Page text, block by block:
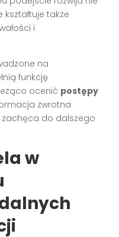
także
i
na
funkcję
ocenić postępy
zwrotna
do dalszego
w